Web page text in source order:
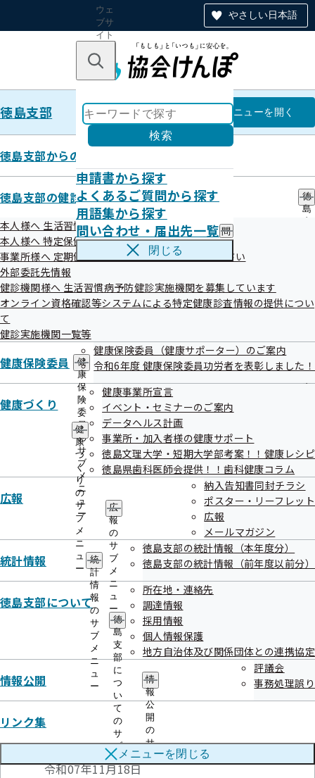
やさしい日本語
ウェ
ブサ
イト
のナ
ン
キーワードで探す
検索
申請書から探す
よくあるご質問から探す
用語集から探す
問い合わせ・届出先一覧 問
い
せ
・
届
一
覧
の
サ
メ
ュ
ー
閉じる
徳島支部 徳島支部
メニューを開く
徳島支部からのお知らせ
徳島支部の健診・保健指導のご案内
徳
島
保
健
ご
案
内
ニ
ュ
ー
本人様へ 生活習慣病予防健診のご案内
本人様へ 特定保健指導のご案内
事業所様へ 定期健康診断結果の提供にご協力ください
外部委託先情報
健診機関様へ 生活習慣病予防健診実施機関を募集しています
オンライン資格確認等システムによる特定健康診査情報の提供につい
て
健診実施機関一覧等
健康保険委員
健
康
保
険
委
員
の
サ
ブ
メ
ニ
ュ
ー
健康保険委員（健康サポーター）のご案内
令和6年度 健康保険委員功労者を表彰しました！
健康づくり
健
康
づ
く
り
の
サ
ブ
メ
ニ
ュ
ー
健康事業所宣言
イベント・セミナーのご案内
データヘルス計画
事業所・加入者様の健康サポート
徳島文理大学・短期大学部考案！！健康レシピ
徳島県歯科医師会提供！！歯科健康コラム
広報
広
報
の
サ
ブ
メ
ニ
ュ
ー
納入告知書同封チラシ
ポスター・リーフレット
広報
メールマガジン
統計情報
統
計
情
報
の
サ
ブ
メ
ニ
ュ
ー
徳島支部の統計情報（本年度分）
徳島支部の統計情報（前年度以前分）
徳島支部について
徳
島
支
部
に
つ
い
て
の
サ
ブ
メ
ニ
所在地・連絡先
調達情報
採用情報
個人情報保護
地方自治体及び関係団体との連携協定
情報公開
情
報
公
開
の
サ
ブ
メ
評議会
事務処理誤り
リンク集
メニューを閉じる
令和07年11月
お知らせ
令和07年11月28日
第138回全国健康保険協会運営委員会の資料を掲載しました
令和07年11月28日
ジェネリック医薬品（後発医薬品）の実績リストを更新しま
令和07年11月27日
協会けんぽマイナンバー専用ダイヤルにお電話いただく前に
確認をお願いいたします
令和07年11月20日
令和7年11月18日大分市佐賀関の大規模火災に伴う災害
災害情報
令和07年11月20日
健康事業所宣言ページを更新しました
令和07年11月19日
令和７年度徳島支部第２回評議会議事録を掲載しました
令和07年11月18日
第138回全国健康保険協会運営委員会を開催します
令和07年11月18日